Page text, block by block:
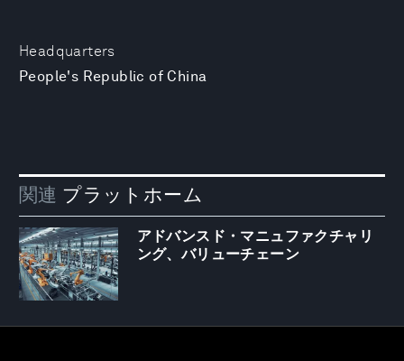
Headquarters
People's Republic of China
関連 プラットホーム
アドバンスド・マニュファクチャリ
ング、バリューチェーン